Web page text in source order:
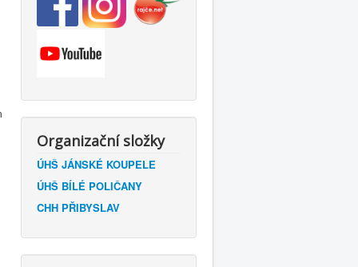
Organizační složky
ÚHŠ JÁNSKÉ KOUPELE
ÚHŠ BÍLÉ POLIČANY
CHH PŘIBYSLAV